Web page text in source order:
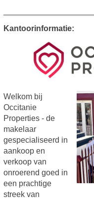
Kantoorinformatie:
Welkom bij
Occitanie
Properties - de
makelaar
gespecialiseerd in
aankoop en
verkoop van
onroerend goed in
een prachtige
streek van